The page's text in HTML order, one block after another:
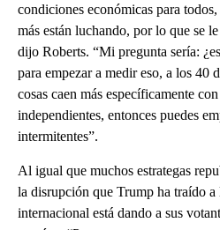
condiciones económicas para
más están luchando, por lo que se
dijo Roberts. “Mi pregunta sería:
para empezar a medir eso, a los 40
cosas caen más específicamente
independientes, entonces puedes
intermitentes”.
Al igual que muchos estrategas
la disrupción que Trump ha traído
internacional está dando a sus